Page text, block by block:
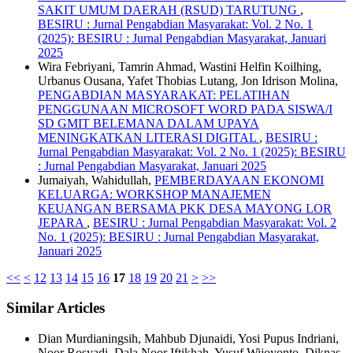
SAKIT UMUM DAERAH (RSUD) TARUTUNG ,
BESIRU : Jurnal Pengabdian Masyarakat: Vol. 2 No. 1
(2025): BESIRU : Jurnal Pengabdian Masyarakat, Januari
2025
Wira Febriyani, Tamrin Ahmad, Wastini Helfin Koilhing,
Urbanus Ousana, Yafet Thobias Lutang, Jon Idrison Molina,
PENGABDIAN MASYARAKAT: PELATIHAN
PENGGUNAAN MICROSOFT WORD PADA SISWA/I
SD GMIT BELEMANA DALAM UPAYA
MENINGKATKAN LITERASI DIGITAL , BESIRU :
Jurnal Pengabdian Masyarakat: Vol. 2 No. 1 (2025): BESIRU
: Jurnal Pengabdian Masyarakat, Januari 2025
Jumaiyah, Wahidullah, PEMBERDAYAAN EKONOMI
KELUARGA: WORKSHOP MANAJEMEN
KEUANGAN BERSAMA PKK DESA MAYONG LOR
JEPARA , BESIRU : Jurnal Pengabdian Masyarakat: Vol. 2
No. 1 (2025): BESIRU : Jurnal Pengabdian Masyarakat,
Januari 2025
<< < 12 13 14 15 16 17 18 19 20 21 > >>
Similar Articles
Dian Murdianingsih, Mahbub Djunaidi, Yosi Pupus Indriani,